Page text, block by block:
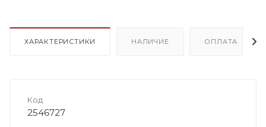
ХАРАКТЕРИСТИКИ НАЛИЧИЕ ОПЛАТА
Код
2546727